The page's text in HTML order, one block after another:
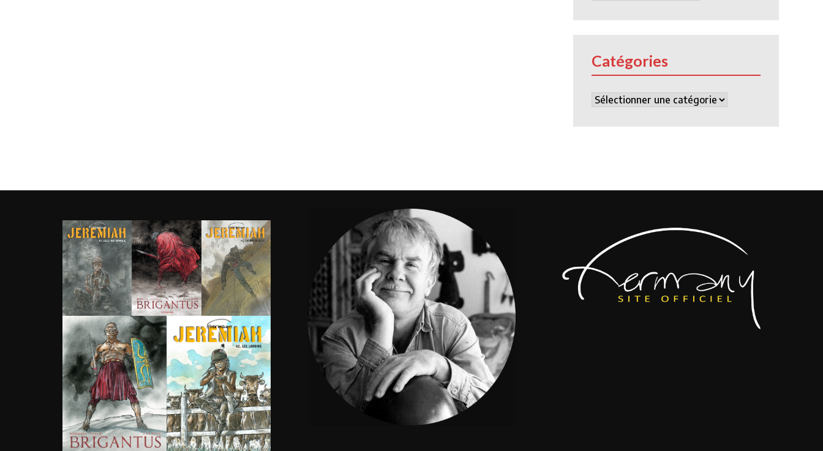
Catégories
Catégories